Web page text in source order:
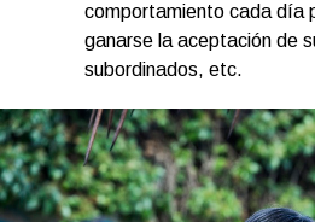
comportamiento cada día
ganarse la aceptación de
subordinados, etc.